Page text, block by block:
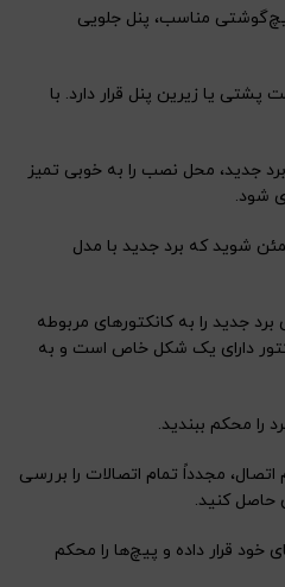
مناسب، پنل جلویی
یا زیرین پنل قرار دارد. با
جدید، محل نصب را به خوبی تمیز
شود.
شوید که برد جدید با مدل
برد جدید را به کانکتورهای مربوطه
دارای یک شکل خاص است و به
را محکم ببندید.
مجدداً تمام اتصالات را بررسی
حاصل کنید.
قرار داده و پیچ‌ها را محکم